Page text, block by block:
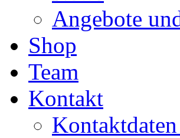
Angebote
Shop
Team
Kontakt